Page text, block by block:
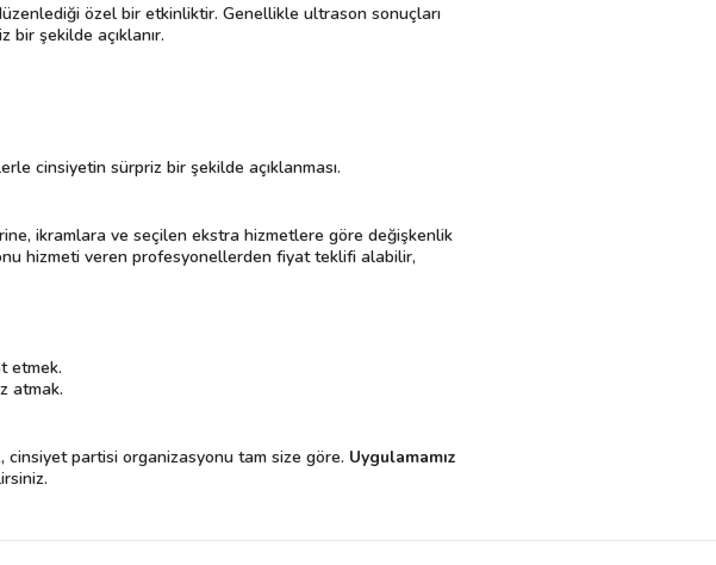
özel bir etkinliktir. Genellikle ultrason sonuçları
bir şekilde açıklanır.
cinsiyetin sürpriz bir şekilde açıklanması.
ikramlara ve seçilen ekstra hizmetlere göre değişkenlik
hizmeti veren profesyonellerden fiyat teklifi alabilir,
etmek.
atmak.
cinsiyet partisi organizasyonu tam size göre. Uygulamamız